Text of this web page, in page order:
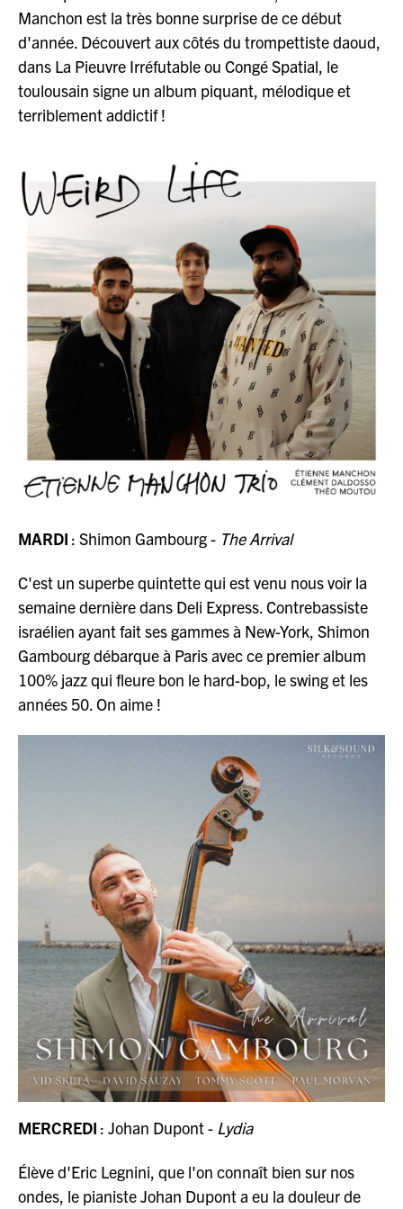
Manchon est la très bonne surprise de ce début
d'année. Découvert aux côtés du trompettiste daoud,
dans La Pieuvre Irréfutable ou Congé Spatial, le
toulousain signe un album piquant, mélodique et
terriblement addictif !
MARDI : Shimon Gambourg - The Arrival
C'est un superbe quintette qui est venu nous voir la
semaine dernière dans Deli Express. Contrebassiste
israélien ayant fait ses gammes à New-York, Shimon
Gambourg débarque à Paris avec ce premier album
100% jazz qui fleure bon le hard-bop, le swing et les
années 50. On aime !
MERCREDI : Johan Dupont - Lydia
Élève d'Eric Legnini, que l'on connaît bien sur nos
ondes, le pianiste Johan Dupont a eu la douleur de